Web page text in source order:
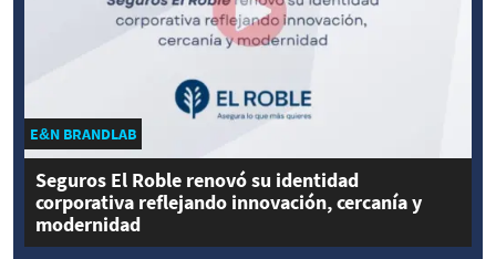
E&N BRANDLAB
Seguros El Roble renovó su identidad
corporativa reflejando innovación, cercanía y
modernidad